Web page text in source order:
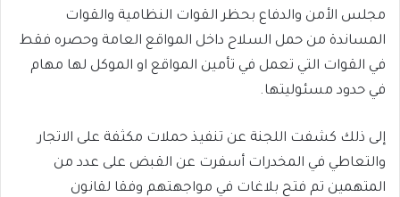
مجلس الأمن والدفاع بحظر القوات النظامية والقوات
المساندة من حمل السلاح داخل المواقع العامة وحصره فقط
في القوات التي تعمل في تأمين المواقع او الموكل لها مهام
في حدود مسئوليتها.
إلى ذلك كشفت اللجنة عن تنفيذ حملات مكثفة على الاتجار
والتعاطي في المخدرات أسفرت عن القبض على عدد من
المتهمين تم فتح بلاغات في مواجهتهم وفقا لقانون